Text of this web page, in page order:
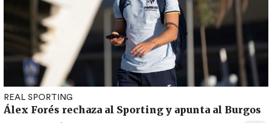
REAL SPORTING
Álex Forés rechaza al Sporting y apunta al Burgos